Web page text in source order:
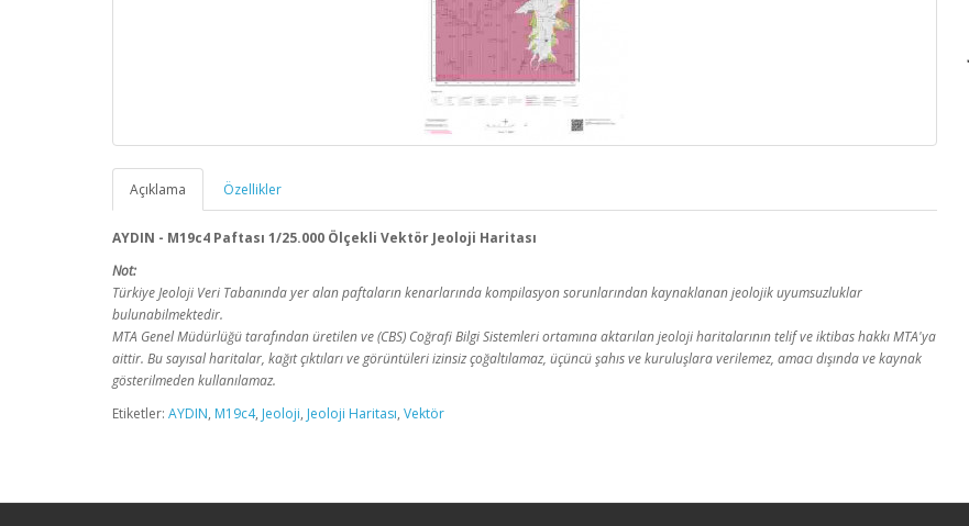
Açıklama Özellikler
AYDIN - M19c4 Paftası 1/25.000 Ölçekli Vektör Jeoloji Haritası
Not:
Türkiye Jeoloji Veri Tabanında yer alan paftaların kenarlarında kompilasyon sorunlarından kaynaklanan jeolojik uyumsuzluklar
bulunabilmektedir.
MTA Genel Müdürlüğü tarafından üretilen ve (CBS) Coğrafi Bilgi Sistemleri ortamına aktarılan jeoloji haritalarının telif ve iktibas hakkı MTA'ya
aittir. Bu sayısal haritalar, kağıt çıktıları ve görüntüleri izinsiz çoğaltılamaz, üçüncü şahıs ve kuruluşlara verilemez, amacı dışında ve kaynak
gösterilmeden kullanılamaz.
Etiketler: AYDIN, M19c4, Jeoloji, Jeoloji Haritası, Vektör